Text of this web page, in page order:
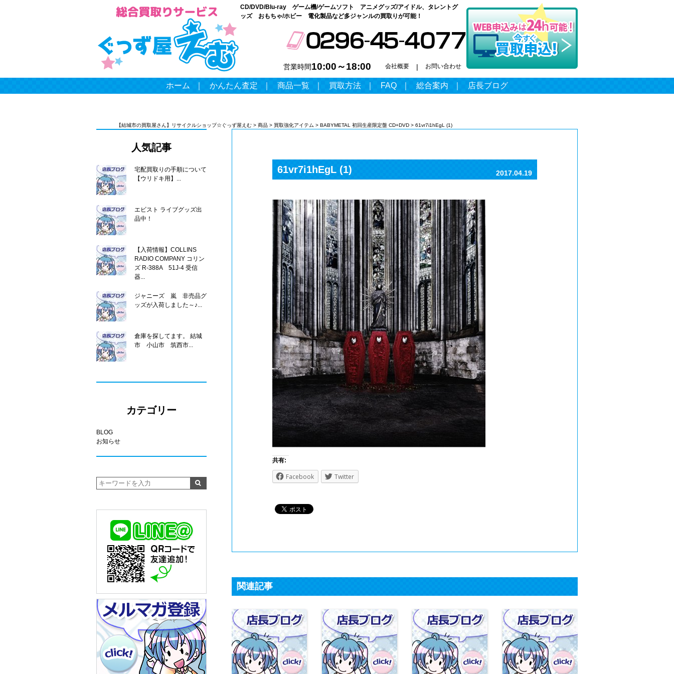
CD/DVD/Blu-ray ゲーム機/ゲームソフト アニメグッズ/アイドル、タレントグ
ッズ おもちゃ/ホビー 電化製品など多ジャンルの買取りが可能！
営業時間10:00～18:00 会社概要 | お問い合わせ
ホーム かんたん査定 商品一覧 買取方法 FAQ 総合案内 店長ブログ
【結城市の買取屋さん】リサイクルショップ☆ぐっず屋えむ > 商品 > 買取強化アイテム > BABYMETAL 初回生産限定盤 CD+DVD > 61vr7i1hEgL (1)
61vr7i1hEgL (1) 2017.04.19
共有:
Facebook Twitter
関連記事
人気記事
宅配買取りの手順について
【ウリドキ用】...
エビスト ライブグッズ出
品中！
【入荷情報】COLLINS
RADIO COMPANY コリン
ズ R-388A 51J-4 受信
器...
ジャニーズ 嵐 非売品グ
ッズが入荷しました～♪...
倉庫を探してます。 結城
市 小山市 筑西市...
カテゴリー
BLOG
お知らせ